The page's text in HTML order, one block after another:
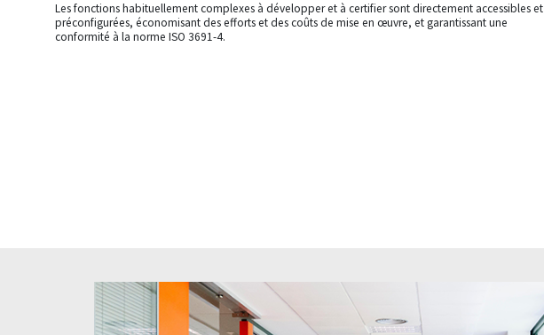
Les fonctions habituellement complexes à développer et à certifier sont directement accessibles et
préconfigurées, économisant des efforts et des coûts de mise en œuvre, et garantissant une
conformité à la norme ISO 3691-4.